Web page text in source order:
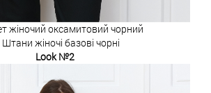
жіночий оксамитовий чорний
жіночі базові чорні
Look №2